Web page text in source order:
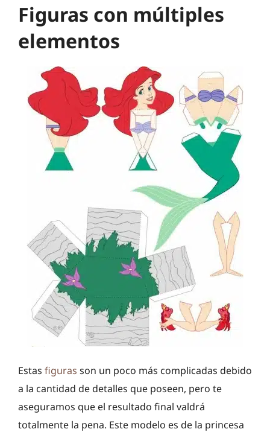
Figuras con múltiples
elementos
Estas figuras son un poco más complicadas debido
a la cantidad de detalles que poseen, pero te
aseguramos que el resultado final valdrá
totalmente la pena. Este modelo es de la princesa